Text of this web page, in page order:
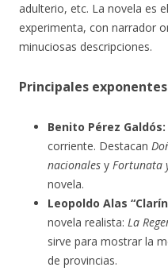
adulterio, etc. La novela es
experimenta, con narrador
minuciosas descripciones.
Principales exponentes
Benito Pérez Galdós:
corriente. Destacan
nacionales y Fortunata
novela.
Leopoldo Alas
novela realista: La
sirve para mostrar la
de provincias.